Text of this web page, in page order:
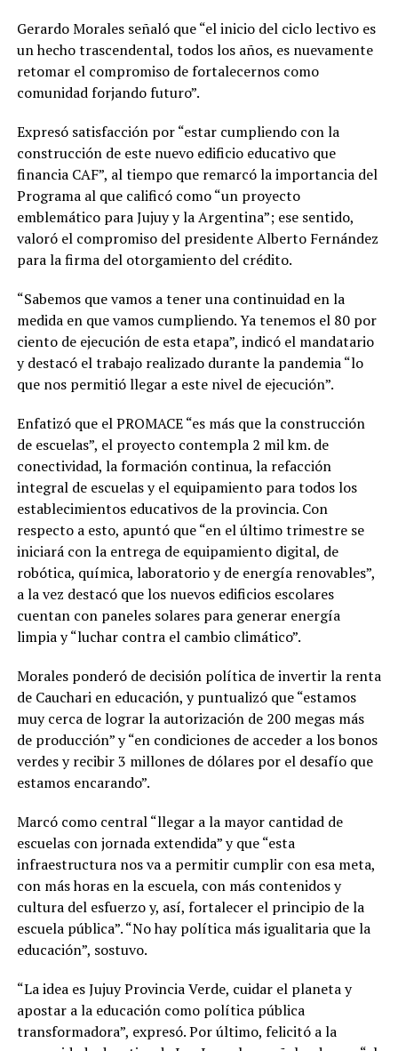
Gerardo Morales señaló que “el inicio del ciclo lectivo es
un hecho trascendental, todos los años, es nuevamente
retomar el compromiso de fortalecernos como
comunidad forjando futuro”.
Expresó satisfacción por “estar cumpliendo con la
construcción de este nuevo edificio educativo que
financia CAF”, al tiempo que remarcó la importancia del
Programa al que calificó como “un proyecto
emblemático para Jujuy y la Argentina”; ese sentido,
valoró el compromiso del presidente Alberto Fernández
para la firma del otorgamiento del crédito.
“Sabemos que vamos a tener una continuidad en la
medida en que vamos cumpliendo. Ya tenemos el 80 por
ciento de ejecución de esta etapa”, indicó el mandatario
y destacó el trabajo realizado durante la pandemia “lo
que nos permitió llegar a este nivel de ejecución”.
Enfatizó que el PROMACE “es más que la construcción
de escuelas”, el proyecto contempla 2 mil km. de
conectividad, la formación continua, la refacción
integral de escuelas y el equipamiento para todos los
establecimientos educativos de la provincia. Con
respecto a esto, apuntó que “en el último trimestre se
iniciará con la entrega de equipamiento digital, de
robótica, química, laboratorio y de energía renovables”,
a la vez destacó que los nuevos edificios escolares
cuentan con paneles solares para generar energía
limpia y “luchar contra el cambio climático”.
Morales ponderó de decisión política de invertir la renta
de Cauchari en educación, y puntualizó que “estamos
muy cerca de lograr la autorización de 200 megas más
de producción” y “en condiciones de acceder a los bonos
verdes y recibir 3 millones de dólares por el desafío que
estamos encarando”.
Marcó como central “llegar a la mayor cantidad de
escuelas con jornada extendida” y que “esta
infraestructura nos va a permitir cumplir con esa meta,
con más horas en la escuela, con más contenidos y
cultura del esfuerzo y, así, fortalecer el principio de la
escuela pública”. “No hay política más igualitaria que la
educación”, sostuvo.
“La idea es Jujuy Provincia Verde, cuidar el planeta y
apostar a la educación como política pública
transformadora”, expresó. Por último, felicitó a la